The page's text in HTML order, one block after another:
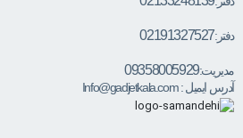
دفتر:02191327527
مدیریت:09358005929
آدرس ایمیل :Info@gadjetkala.com